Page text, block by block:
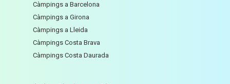
Càmpings a Barcelona
Càmpings a Girona
Càmpings a Lleida
Càmpings Costa Brava
Càmpings Costa Daurada